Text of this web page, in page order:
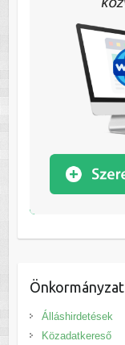
Önkormányzat
Álláshirdetések
Közadatkereső